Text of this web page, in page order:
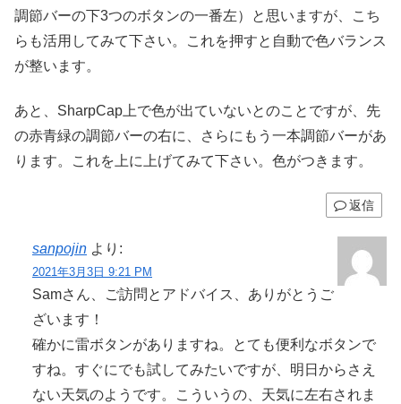
調節バーの下3つのボタンの一番左）と思いますが、こち
らも活用してみて下さい。これを押すと自動で色バランス
が整います。
あと、SharpCap上で色が出ていないとのことですが、先
の赤青緑の調節バーの右に、さらにもう一本調節バーがあ
ります。これを上に上げてみて下さい。色がつきます。
返信
sanpojin より:
2021年3月3日 9:21 PM
Samさん、ご訪問とアドバイス、ありがとうご
ざいます！
確かに雷ボタンがありますね。とても便利なボタンで
すね。すぐにでも試してみたいですが、明日からさえ
ない天気のようです。こういうの、天気に左右されま